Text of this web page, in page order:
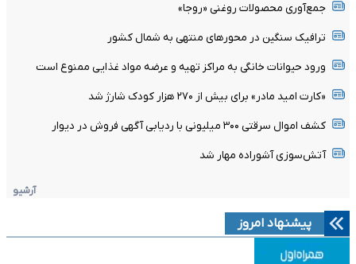
جمع‌آوری محصولات روغنی «روجا»
ترافیک سنگین در محورهای منتهی به شمال کشور
ورود حیوانات خانگی به مراکز تهیه و عرضه مواد غذایی ممنوع است
«کارت امید مادر» برای بیش از ۲۷۰ هزار کودک شارژ شد
کشف اموال سرقتی ۳۰۰ میلیونی با ردیابی آگهی فروش در دیوار
آتش‌سوزی آشوراده مهار شد
آرشیو
پیشنهاد امروز